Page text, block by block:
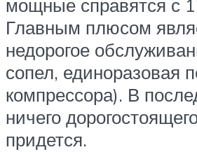
мощные справятся с
Главным плюсом
недорогое
сопел, единоразовая
компрессора). В
ничего
придется.